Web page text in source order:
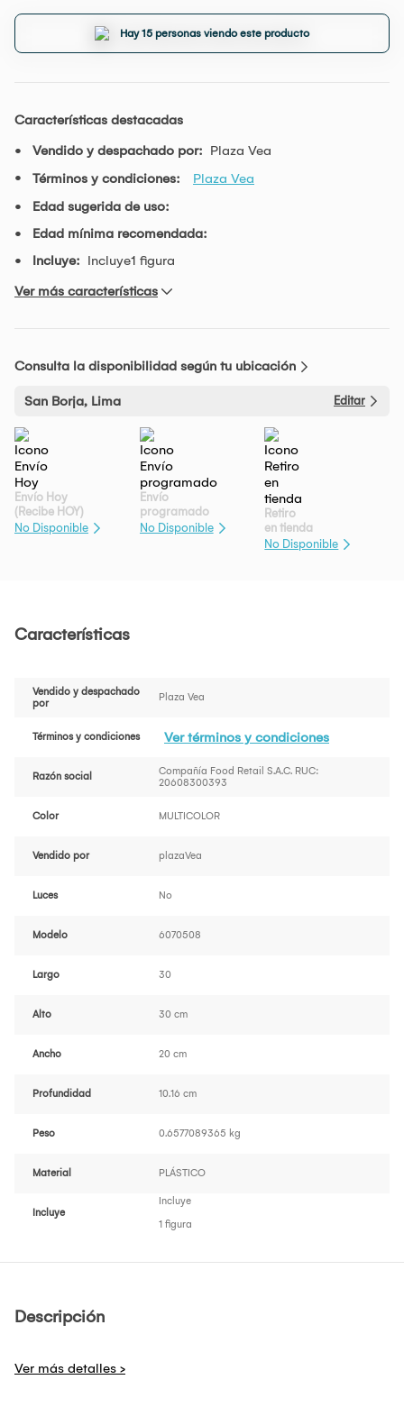
Hay 15 personas viendo este producto
Características destacadas
Vendido y despachado por: Plaza Vea
Términos y condiciones:
Plaza Vea
Edad sugerida de uso:
Edad mínima recomendada:
Incluye: Incluye1 figura
Ver más características
Consulta la disponibilidad según tu ubicación
San Borja, Lima Editar
Envío Hoy
(Recibe HOY)
No Disponible
Envío
programado
No Disponible
Retiro
en tienda
No Disponible
Características
Vendido y despachado
por
Plaza Vea
Términos y condiciones Ver términos y condiciones
Razón social
Compañía Food Retail S.A.C. RUC:
20608300393
Color MULTICOLOR
Vendido por plazaVea
Luces No
Modelo 6070508
Largo 30
Alto 30 cm
Ancho 20 cm
Profundidad 10.16 cm
Peso 0.6577089365 kg
Material PLÁSTICO
Incluye
Incluye
1 figura
Descripción